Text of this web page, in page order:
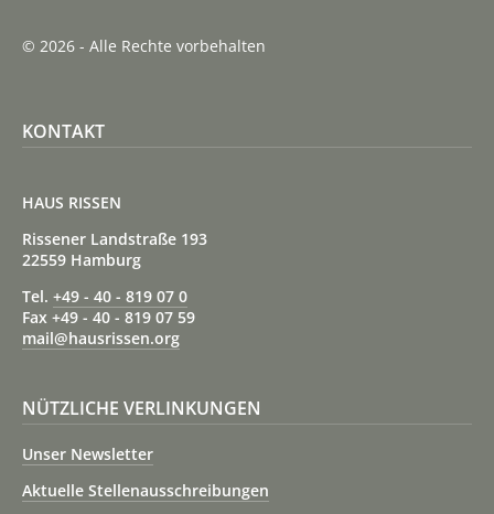
© 2026 - Alle Rechte vorbehalten
KONTAKT
HAUS RISSEN
Rissener Landstraße 193
22559 Hamburg
Tel. +49 - 40 - 819 07 0
Fax +49 - 40 - 819 07 59
mail@hausrissen.org
NÜTZLICHE VERLINKUNGEN
Unser Newsletter
Aktuelle Stellenausschreibungen